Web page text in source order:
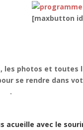
[maxbutton
les photos et toutes
se rendre dans
.
acueille avec le